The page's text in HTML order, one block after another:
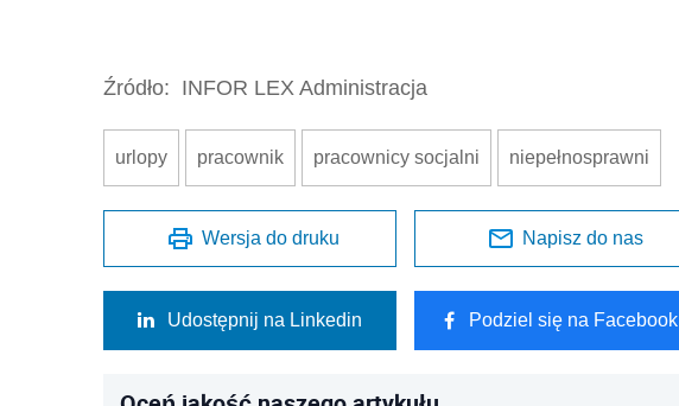
Źródło: INFOR LEX Administracja
urlopy pracownik pracownicy socjalni niepełnosprawni
Wersja do druku Napisz do nas
Udostępnij na Linkedin Podziel się na Facebook